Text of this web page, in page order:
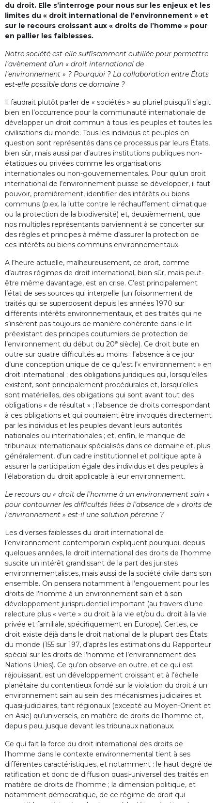
du droit. Elle s’interroge pour nous sur les enjeux et les
limites du « droit international de l’environnement » et
sur le recours croissant aux « droits de l’homme » pour
en pallier les faiblesses.
Notre société est-elle suffisamment outillée pour permettre
l’avènement d’un « droit international de
l’environnement » ? Pourquoi ? La collaboration entre États
est-elle possible dans ce domaine ?
Il faudrait plutôt parler de « sociétés » au pluriel puisqu’il s’agit
bien en l’occurrence pour la communauté internationale de
développer un droit commun à tous les peuples et toutes les
civilisations du monde. Tous les individus et peuples en
question sont représentés dans ce processus par leurs États,
bien sûr, mais aussi par d’autres institutions publiques non-
étatiques ou privées comme les organisations
internationales ou non-gouvernementales. Pour qu’un droit
international de l’environnement puisse se développer, il faut
pouvoir, premièrement, identifier des intérêts ou biens
communs (p.ex. la lutte contre le réchauffement climatique
ou la protection de la biodiversité) et, deuxièmement, que
nos multiples représentants parviennent à se concerter sur
des règles et principes à même d’assurer la protection de
ces intérêts ou biens communs environnementaux.
A l’heure actuelle, malheureusement, ce droit, comme
d’autres régimes de droit international, bien sûr, mais peut-
être même davantage, est en crise. C’est principalement
l’état de ses sources qui interpelle (un foisonnement de
traités qui se superposent depuis les années 1970 sur
différents intérêts environnementaux, et des traités qui ne
s’insèrent pas toujours de manière cohérente dans le lit
préexistant des principes coutumiers de protection de
l’environnement du début du 20e siècle). Ce droit bute en
outre sur quatre difficultés au moins : l’absence à ce jour
d’une conception unique de ce qu’est l’« environnement » en
droit international ; des obligations juridiques qui, lorsqu’elles
existent, sont principalement procédurales et, lorsqu’elles
sont matérielles, des obligations qui sont avant tout des
obligations « de résultat » ; l’absence de droits correspondant
à ces obligations et qui pourraient être invoqués directement
par les individus et les peuples devant leurs autorités
nationales ou internationales ; et, enfin, le manque de
tribunaux internationaux spécialisés dans ce domaine et, plus
généralement, d’un cadre institutionnel et politique apte à
assurer la participation égale des individus et des peuples à
l’élaboration du droit applicable à leur environnement.
Le recours au « droit de l’homme à un environnement sain »
pour contourner les difficultés liées à l’absence de « droits de
l’environnement » est-il une solution pérenne ?
Les diverses faiblesses du droit international de
l’environnement contemporain expliquent pourquoi, depuis
quelques années, le droit international des droits de l’homme
suscite un intérêt grandissant de la part des juristes
environnementalistes, mais aussi de la société civile dans son
ensemble. On pensera notamment à l’engouement pour les
droits de l’homme à un environnement sain et à son
développement jurisprudentiel important (au travers d’une
relecture plus « verte » du droit à la vie et/ou du droit à la vie
privée et familiale, spécifiquement en Europe). Certes, ce
droit existe déjà dans le droit national de la plupart des États
du monde (155 sur 197, d’après les estimations du Rapporteur
spécial sur les droits de l’homme et l’environnement des
Nations Unies). Ce qu’on observe en outre, et ce qui est
réjouissant, est un développement croissant et à l’échelle
planétaire du contentieux fondé sur la violation du droit à un
environnement sain au sein des mécanismes judiciaires et
quasi-judiciaires, tant régionaux (excepté au Moyen-Orient et
en Asie) qu’universels, en matière de droits de l’homme et,
depuis peu, jusque devant les tribunaux nationaux.
Ce qui fait la force du droit international des droits de
l’homme dans le contexte environnemental tient à ses
différentes caractéristiques, et notamment : le haut degré de
ratification et donc de diffusion quasi-universel des traités en
matière de droits de l’homme ; la dimension politique, et
notamment démocratique, de ce régime de droit qui